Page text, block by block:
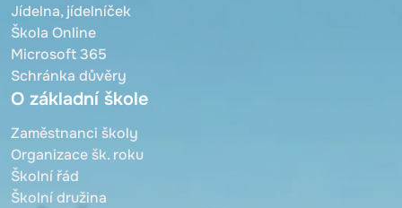
Jídelna, jídelníček
Škola Online
Microsoft 365
Schránka důvěry
O základní škole
Zaměstnanci školy
Organizace šk. roku
Školní řád
Školní družina